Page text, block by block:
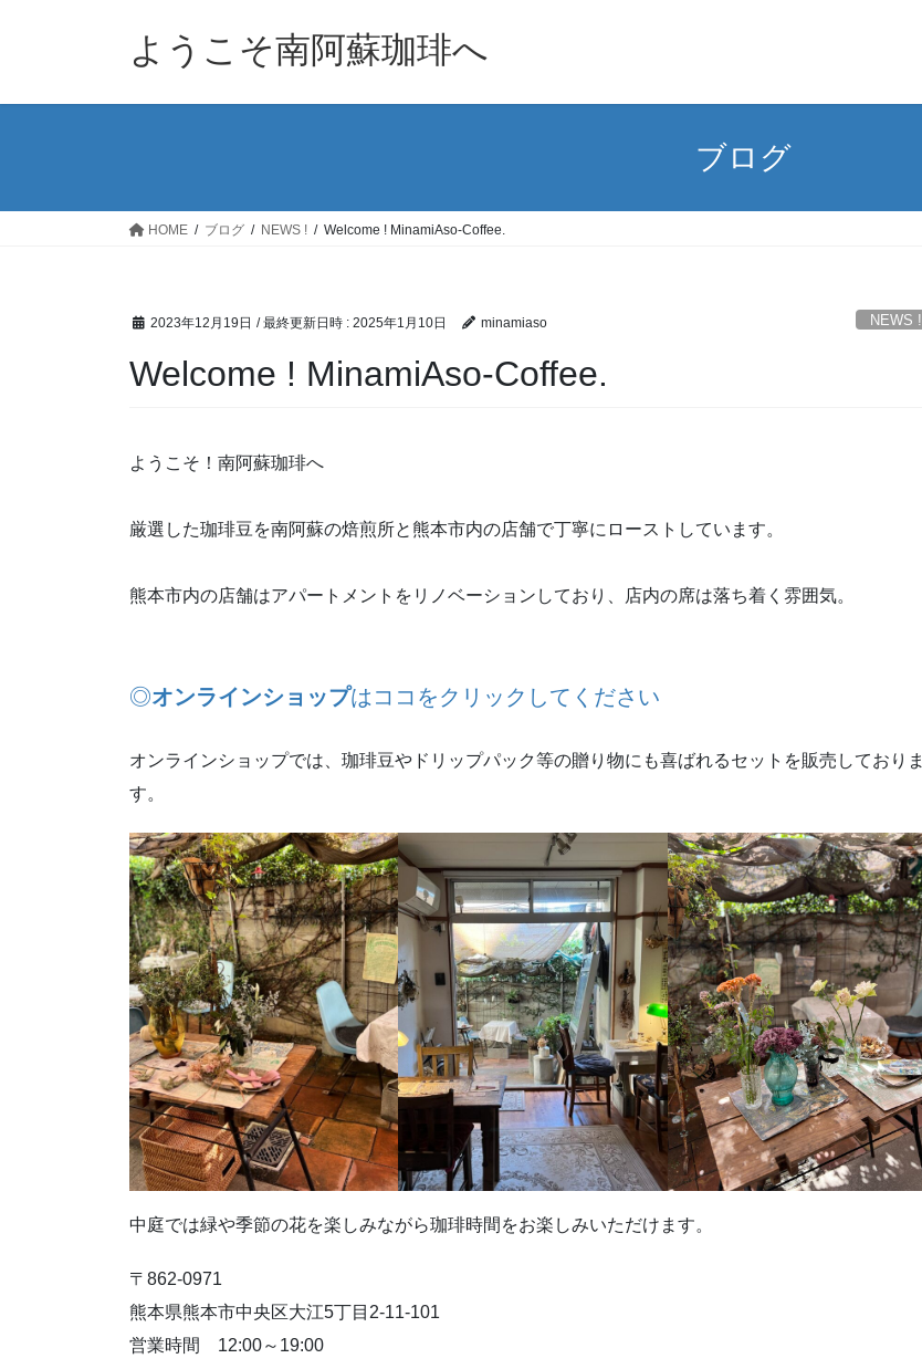
ようこそ南阿蘇珈琲へ
ブログ
HOME ブログ NEWS ! Welcome ! MinamiAso-Coffee.
2023年12月19日 / 最終更新日時 : 2025年1月10日 minamiaso NEWS !
Welcome ! MinamiAso-Coffee.
ようこそ！南阿蘇珈琲へ
厳選した珈琲豆を南阿蘇の焙煎所と熊本市内の店舗で丁寧にローストしています。
熊本市内の店舗はアパートメントをリノベーションしており、店内の席は落ち着く雰囲気。
◎オンラインショップはココをクリックしてください
オンラインショップでは、珈琲豆やドリップパック等の贈り物にも喜ばれるセットを販売しておりま
す。
中庭では緑や季節の花を楽しみながら珈琲時間をお楽しみいただけます。
〒862-0971
熊本県熊本市中央区大江5丁目2-11-101
営業時間 12:00～19:00